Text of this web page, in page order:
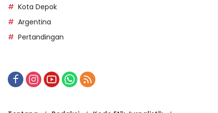
Kota Depok
Argentina
Pertandingan